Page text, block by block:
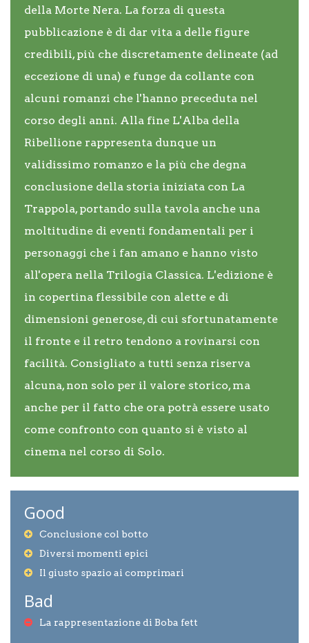
della Morte Nera. La forza di questa
pubblicazione è di dar vita a delle figure
credibili, più che discretamente delineate (ad
eccezione di una) e funge da collante con
alcuni romanzi che l'hanno preceduta nel
corso degli anni. Alla fine L'Alba della
Ribellione rappresenta dunque un
validissimo romanzo e la più che degna
conclusione della storia iniziata con La
Trappola, portando sulla tavola anche una
moltitudine di eventi fondamentali per i
personaggi che i fan amano e hanno visto
all'opera nella Trilogia Classica. L'edizione è
in copertina flessibile con alette e di
dimensioni generose, di cui sfortunatamente
il fronte e il retro tendono a rovinarsi con
facilità. Consigliato a tutti senza riserva
alcuna, non solo per il valore storico, ma
anche per il fatto che ora potrà essere usato
come confronto con quanto si è visto al
cinema nel corso di Solo.
Good
Conclusione col botto
Diversi momenti epici
Il giusto spazio ai comprimari
Bad
La rappresentazione di Boba fett